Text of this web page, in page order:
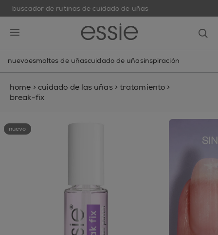
buscador de rutinas de cuidado de uñas
nuevoesmaltes de uñascuidado de uñasinspiración
home > cuidado de las uñas > tratamiento >
break-fix
nuevo